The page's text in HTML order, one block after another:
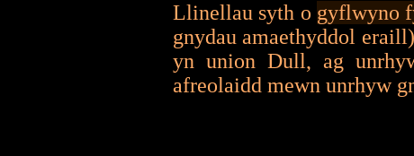
Llinellau syth o gyflwyno
gnydau amaethyddol
yn union Dull, ag
afreolaidd mewn unrhyw